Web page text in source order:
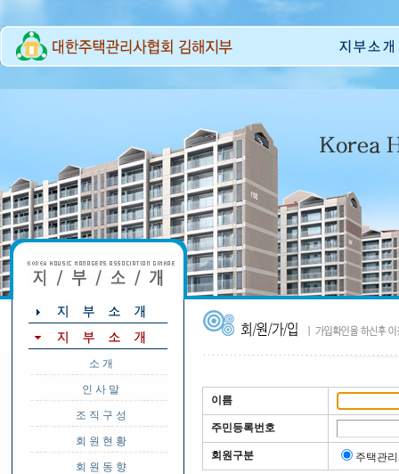
소 개
인 사 말
조 직 구 성
회 원 현 황
회 원 동 향
이름
주민등록번호
회원구분 주택관